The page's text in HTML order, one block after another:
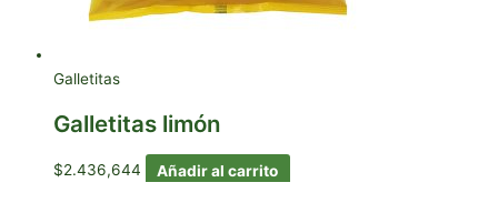
Galletitas
Galletitas limón
$2.436,644 Añadir al carrito